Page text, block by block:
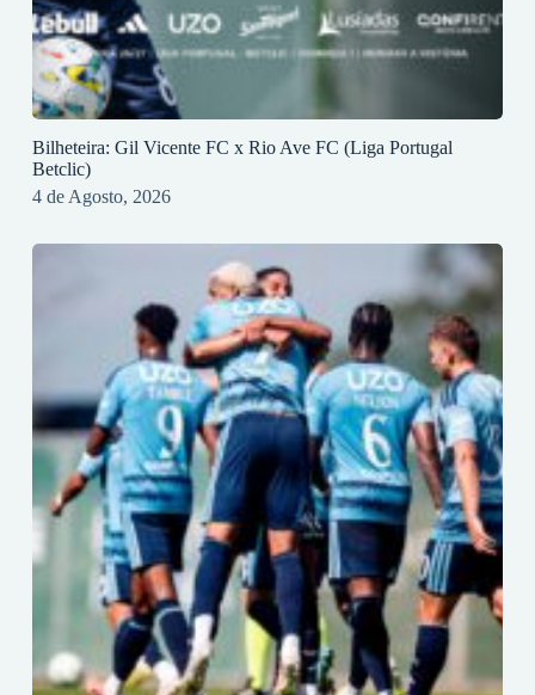
Bilheteira: Gil Vicente FC x Rio Ave FC (Liga Portugal
Betclic)
4 de Agosto, 2026